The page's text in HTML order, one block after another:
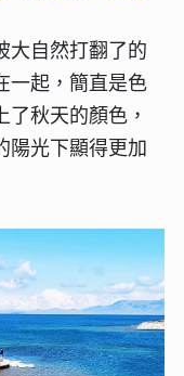
大自然打翻了的
一起，簡直是色
秋天的顏色，
陽光下顯得更加